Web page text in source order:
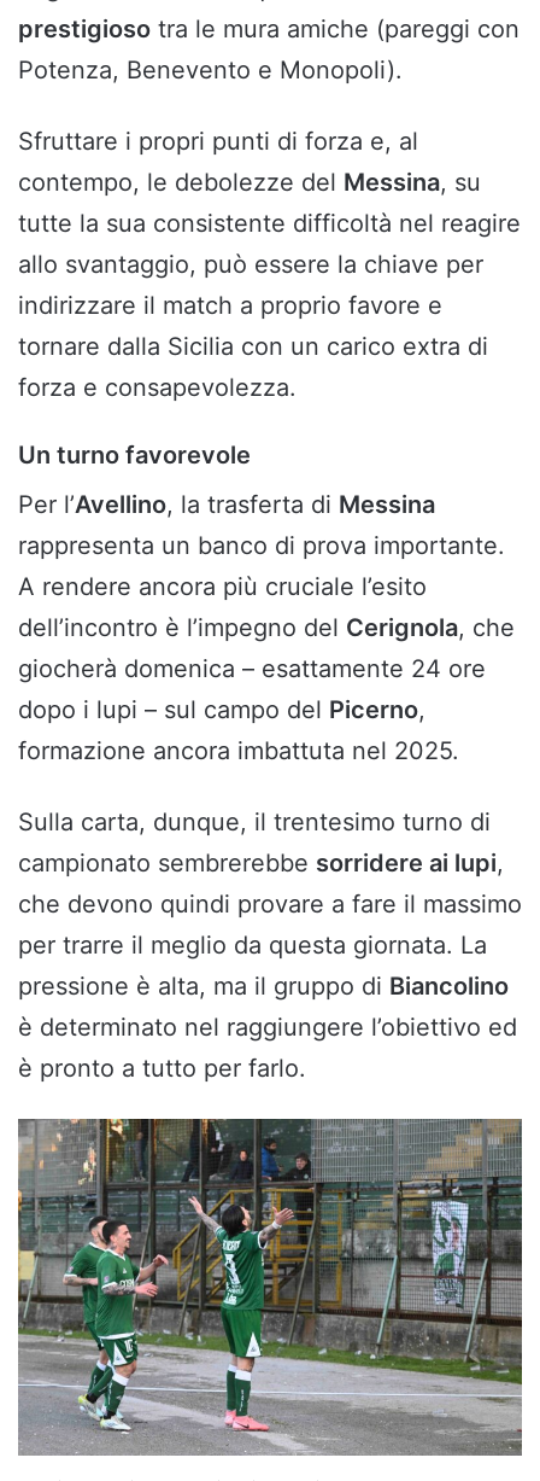
prestigioso tra le mura amiche (pareggi con
Potenza, Benevento e Monopoli).
Sfruttare i propri punti di forza e, al
contempo, le debolezze del Messina, su
tutte la sua consistente difficoltà nel reagire
allo svantaggio, può essere la chiave per
indirizzare il match a proprio favore e
tornare dalla Sicilia con un carico extra di
forza e consapevolezza.
Un turno favorevole
Per l’Avellino, la trasferta di Messina
rappresenta un banco di prova importante.
A rendere ancora più cruciale l’esito
dell’incontro è l’impegno del Cerignola, che
giocherà domenica – esattamente 24 ore
dopo i lupi – sul campo del Picerno,
formazione ancora imbattuta nel 2025.
Sulla carta, dunque, il trentesimo turno di
campionato sembrerebbe sorridere ai lupi,
che devono quindi provare a fare il massimo
per trarre il meglio da questa giornata. La
pressione è alta, ma il gruppo di Biancolino
è determinato nel raggiungere l’obiettivo ed
è pronto a tutto per farlo.